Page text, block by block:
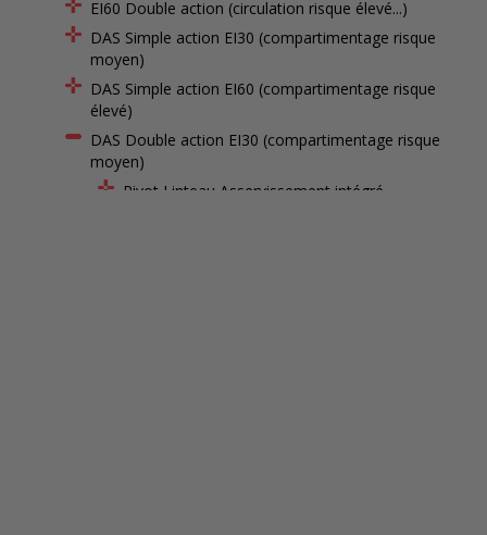
EI60 Double action (circulation risque élevé...)
DAS Simple action EI30 (compartimentage risque
moyen)
DAS Simple action EI60 (compartimentage risque
élevé)
DAS Double action EI30 (compartimentage risque
moyen)
Pivot Linteau Asservissement intégré